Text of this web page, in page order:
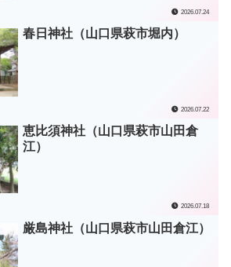
2026.07.24
春日神社（山口県萩市堀内）
2026.07.22
恵比須神社（山口県萩市山田倉
江）
2026.07.18
厳島神社（山口県萩市山田倉江）